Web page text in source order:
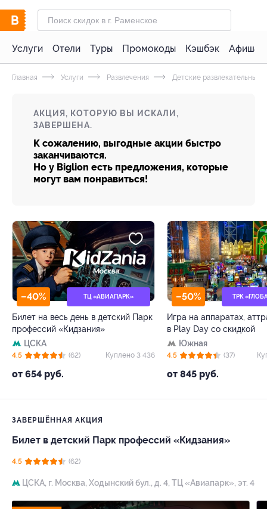
Услуги Отели Туры Промокоды Кэшбэк Афиша
Главная Услуги Развлечения Детские развлекательные
АКЦИЯ, КОТОРУЮ ВЫ ИСКАЛИ,
ЗАВЕРШЕНА.
К сожалению, выгодные акции быстро
заканчиваются.
Но у Biglion есть предложения, которые
могут вам понравиться!
–40% ТЦ «АВИАПАРК»
Билет на весь день в детский Парк
профессий «Кидзания»
ЦСКА
от 654 руб.
4.5 (62) Куплено 3 436
–50% ТРК
Игра на аппаратах,
в Play Day со скидкой
Южная
от 845 руб.
4.5 (37)
ЗАВЕРШЁННАЯ АКЦИЯ
Билет в детский Парк профессий «Кидзания»
4.5 (62)
ЦСКА, г. Москва, Ходынский бул., д. 4, ТЦ «Авиапарк», эт. 4